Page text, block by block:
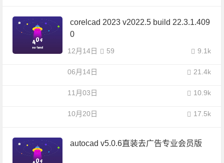
corelcad 2023 v2022.5 build 22.3.1.409
0
12月14日 9.1k
59
06月14日 21.4k
11月03日 10.9k
10月20日 17.5k
autocad v5.0.6直装去广告专业会员版